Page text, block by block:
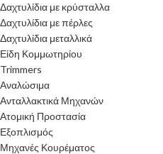
Δαχτυλίδια με κρύσταλλα
Δαχτυλίδια με πέρλες
Δαχτυλίδια μεταλλικά
Είδη Κομμωτηρίου
Trimmers
Αναλώσιμα
Ανταλλακτικά Μηχανών
Ατομική Προστασία
Εξοπλισμός
Μηχανές Κουρέματος